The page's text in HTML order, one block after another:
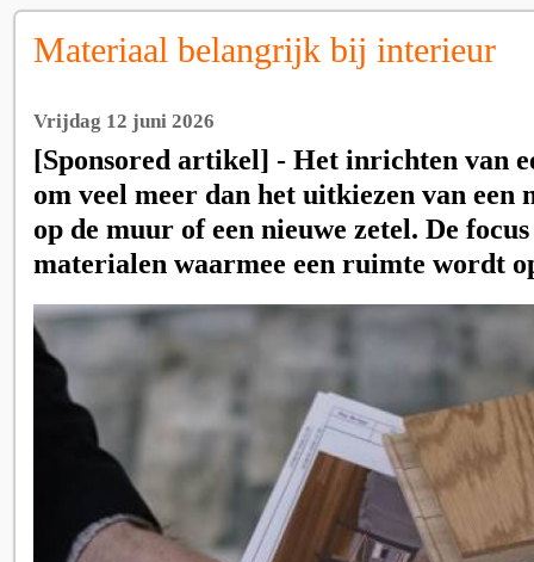
Materiaal belangrijk bij interieur
Vrijdag 12 juni 2026
[Sponsored artikel] - Het inrichten van
om veel meer dan het uitkiezen van een
op de muur of een nieuwe zetel. De
materialen waarmee een ruimte wordt